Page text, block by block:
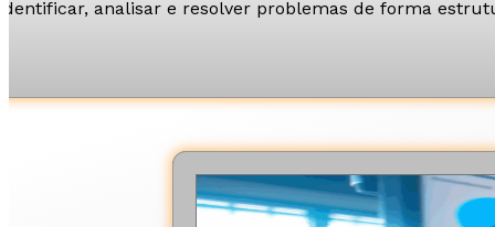
analisar e resolver problemas de forma